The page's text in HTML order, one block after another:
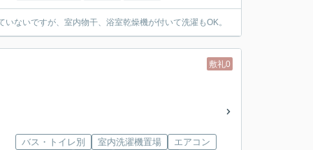
ないですが、室内物干、浴室乾燥機が付いて洗濯もOK。
敷礼0
バス・トイレ別 室内洗濯機置場
エアコン